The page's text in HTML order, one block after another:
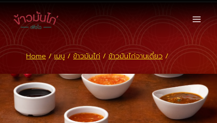
to
content
Home / เมนู / ข้าวมันไก่ / ข้าวมันไก่จานเดี่ยว /